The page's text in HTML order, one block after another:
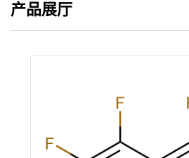
产品展厅